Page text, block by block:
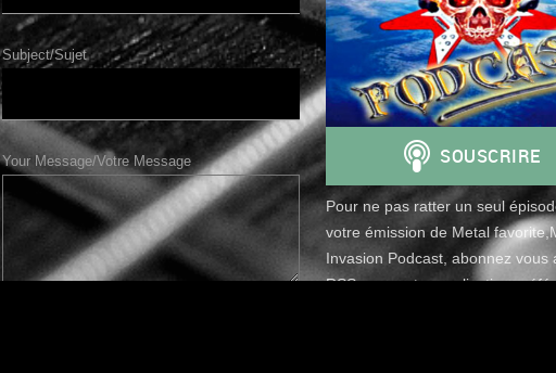
Subject/Sujet
Your Message/Votre Message
Pour ne pas ratter un seul
votre émission de Metal
Invasion Podcast, abonnez vous
RSS avec votre application